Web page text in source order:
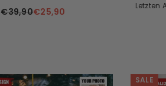
€39,90€25,90
Letzten
SALE